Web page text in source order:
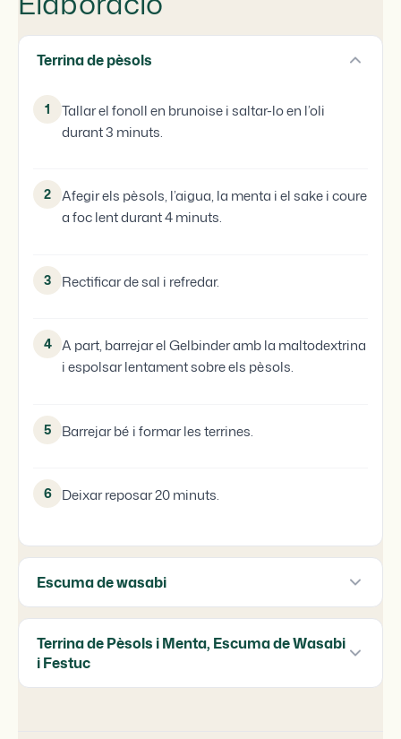
Terrina de pèsols
1
Tallar el fonoll en brunoise i saltar-lo en l’oli
durant 3 minuts.
2
Afegir els pèsols, l’aigua, la menta i el sake i coure
a foc lent durant 4 minuts.
3 Rectificar de sal i refredar.
4
A part, barrejar el Gelbinder amb la maltodextrina
i espolsar lentament sobre els pèsols.
5 Barrejar bé i formar les terrines.
6 Deixar reposar 20 minuts.
Escuma de wasabi
Terrina de Pèsols i Menta, Escuma de Wasabi
i Festuc